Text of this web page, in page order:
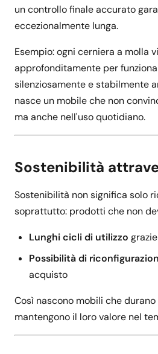
un controllo finale accurato
eccezionalmente lunga.
Esempio: ogni cerniera a molla
approfonditamente per
silenziosamente e stabilmente
nasce un mobile che non
ma anche nell'uso quotidiano.
Sostenibilità
Sostenibilità non significa solo
soprattutto: prodotti che non
Lunghi cicli di utilizzo
Possibilità di
acquisto
Così nascono mobili che
mantengono il loro valore nel